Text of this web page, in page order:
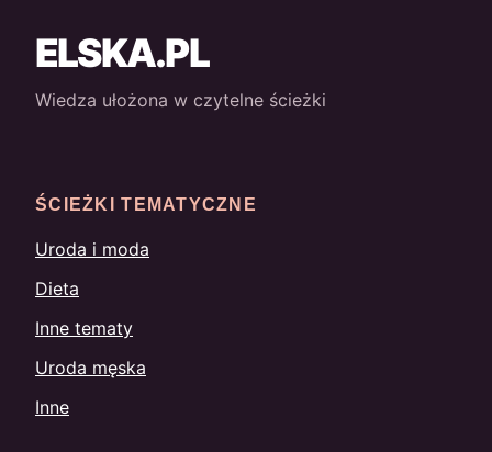
ELSKA.PL
Wiedza ułożona w czytelne ścieżki
ŚCIEŻKI TEMATYCZNE
Uroda i moda
Dieta
Inne tematy
Uroda męska
Inne